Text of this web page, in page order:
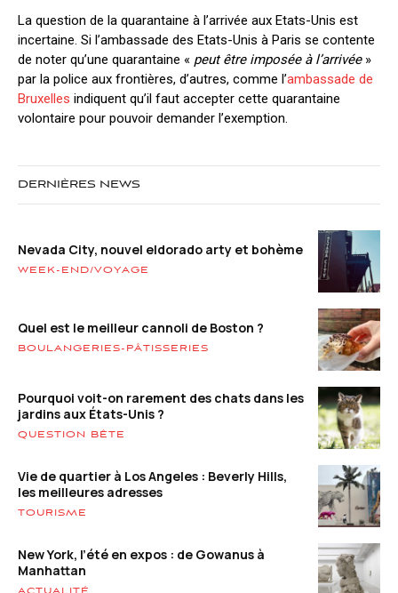
La question de la quarantaine à l’arrivée aux Etats-Unis est
incertaine. Si l’ambassade des Etats-Unis à Paris se contente
de noter qu’une quarantaine « peut être imposée à l’arrivée »
par la police aux frontières, d’autres, comme l’ambassade de
Bruxelles indiquent qu’il faut accepter cette quarantaine
volontaire pour pouvoir demander l’exemption.
DERNIÈRES NEWS
Nevada City, nouvel eldorado arty et bohème
WEEK-END/VOYAGE
Quel est le meilleur cannoli de Boston ?
BOULANGERIES-PÂTISSERIES
Pourquoi voit-on rarement des chats dans les
jardins aux États-Unis ?
QUESTION BÊTE
Vie de quartier à Los Angeles : Beverly Hills,
les meilleures adresses
TOURISME
New York, l’été en expos : de Gowanus à
Manhattan